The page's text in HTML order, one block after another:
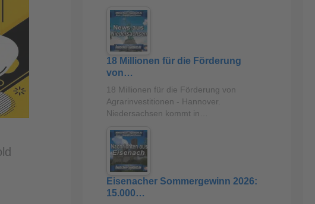
18 Millionen für die Förderung
von…
18 Millionen für die Förderung von
Agrarinvestitionen - Hannover.
Niedersachsen kommt in…
Eisenacher Sommergewinn 2026:
15.000…